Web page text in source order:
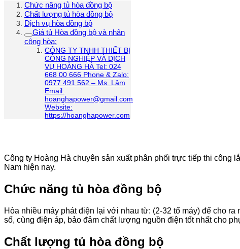
Chức năng tủ hòa đồng bộ
Chất lượng tủ hòa đồng bộ
Dịch vụ hòa đồng bộ
Giá tủ Hòa đồng bộ và nhân
công hòa:
CÔNG TY TNHH THIẾT BỊ
CÔNG NGHIỆP VÀ DỊCH
VỤ HOÀNG HÀ Tel: 024
668 00 666 Phone & Zalo:
0977 491 562 – Ms. Lâm
Email:
hoanghapower@gmail.com
Website:
https://hoanghapower.com
Công ty Hoàng Hà chuyên sản xuất phân phối trực tiếp thi công
Nam hiện nay.
Chức năng tủ hòa đồng bộ
Hòa nhiều máy phát điện lại với nhau từ: (2-32 tổ máy) để cho
số, cùng điện áp, bảo đảm chất lượng nguồn điện tốt nhất cho
Chất lượng tủ hòa đồng bộ